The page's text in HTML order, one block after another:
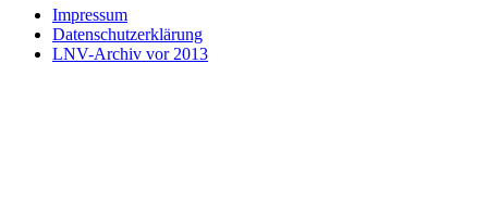
Impressum
Datenschutzerklärung
LNV-Archiv vor 2013